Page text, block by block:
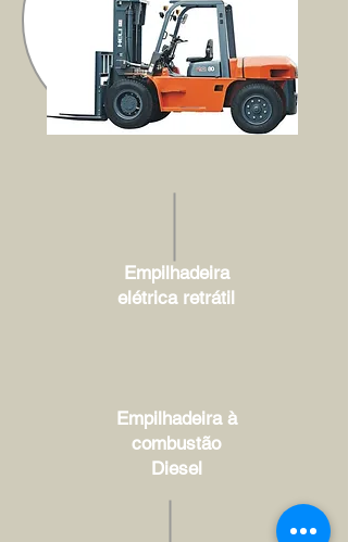
Empilhadeira
elétrica retrátil
Empilhadeira à
combustão
Diesel